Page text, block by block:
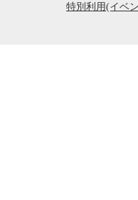
特別利用(イベ